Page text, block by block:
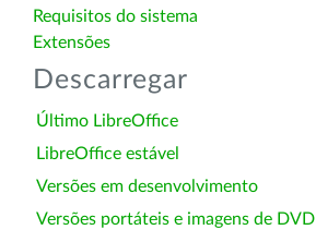
Requisitos do sistema
Extensões
Descarregar
Último LibreOffice
LibreOffice estável
Versões em desenvolvimento
Versões portáteis e imagens de DVD